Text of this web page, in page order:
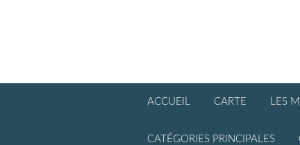
ACCUEIL CARTE LES
CATÉGORIES PRINCIPALES